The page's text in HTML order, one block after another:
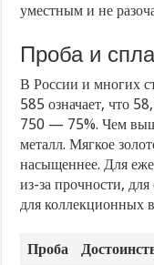
уместным и не
Проба и
В России и многих
585 означает, что
750 — 75%. Чем
металл. Мягкое
насыщеннее. Для
из-за прочности,
для коллекционных
Проба